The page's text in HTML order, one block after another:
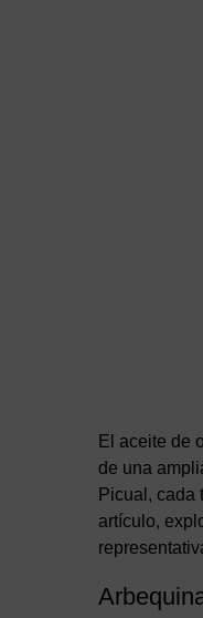
El aceite de
de una
Picual, cada
artículo,